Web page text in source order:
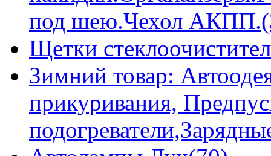
под шею.Чехол
Щетки
Зимний товар:
прикуривания,